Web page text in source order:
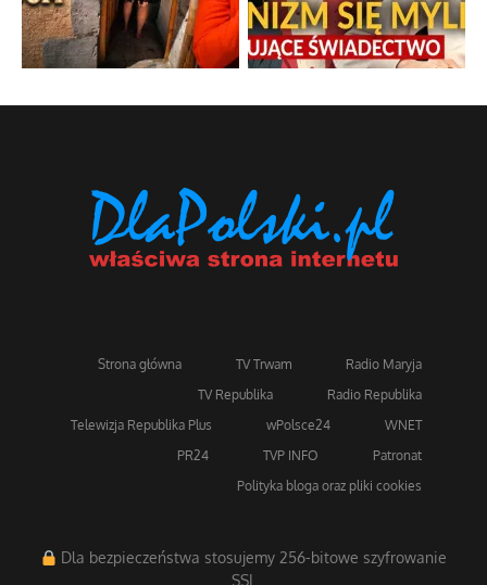
Strona główna TV Trwam
Radio Maryja
TV Republika
Radio Republika
Telewizja Republika Plus
wPolsce24
WNET
PR24
TVP INFO
Patronat
Polityka bloga oraz pliki cookies
Dla bezpieczeństwa stosujemy 256-bitowe szyfrowanie
SSL